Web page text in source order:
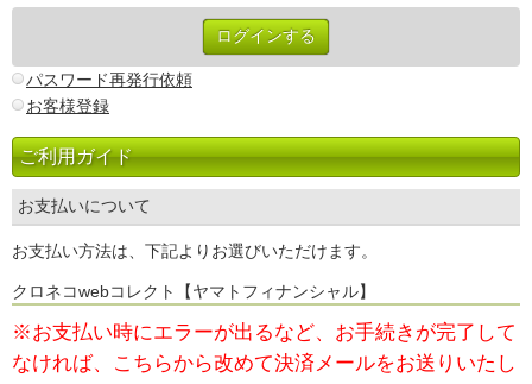
パスワード再発行依頼
お客様登録
ご利用ガイド
お支払いについて
お支払い方法は、下記よりお選びいただけます。
クロネコwebコレクト【ヤマトフィナンシャル】
※お支払い時にエラーが出るなど、お手続きが完了して
なければ、
こちらから改めて決済メールをお送りいたし